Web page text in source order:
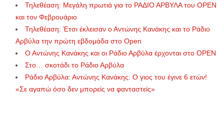
Τηλεθέαση: Μεγάλη πρωτιά για το ΡΑΔΙΟ ΑΡΒΥΛΑ του OPEN
και τον Φεβρουάριο
Τηλεθέαση: Έτσι έκλεισαν ο Αντώνης Κανάκης και το Ράδιο
Αρβύλα την πρώτη εβδομάδα στο Open
Ο Αντώνης Κανάκης και οι Ράδιο Αρβύλα έρχονται στο OPEN
Στο… σκοτάδι το Ράδιο Αρβύλα
Ράδιο Αρβύλα: Αντώνης Κανάκης: Ο γιος του έγινε 6 ετών!
«Σε αγαπώ όσο δεν μπορείς να φανταστείς»